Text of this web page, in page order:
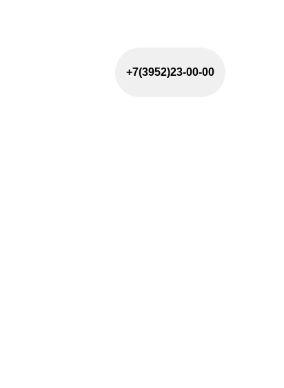
+7(3952)23-00-00